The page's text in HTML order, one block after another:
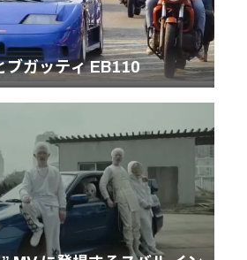
ブガッティ EB110